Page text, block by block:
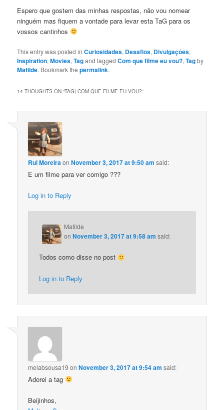
Espero que gostem das minhas respostas, não vou nomear
ninguém mas fiquem a vontade para levar esta TaG para os
vossos cantinhos
This entry was posted inCuriosidades, Desafios, Divulgaçōes,
Inspiration,Movies,Tagand taggedCom que filme eu vou?,Tagby
Matilde. Bookmark thepermalink.
14 THOUGHTS ON “TAG| COM QUE FILME EU VOU?”
Rui MoreiraonNovember 3, 2017 at 9:50 am said:
E um filme para ver comigo ???
Log in to Reply
Matilde
onNovember 3, 2017 at 9:58 am said:
Todos como disse no post
Log in to Reply
melabsousa19 onNovember 3, 2017 at 9:54 am said:
Adorei a tag
Beijinhos,